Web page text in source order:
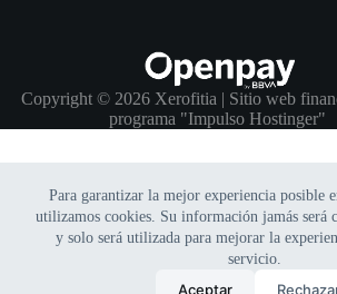
Para garantizar la mejor experiencia posible
utilizamos cookies. Su información jamás será
y solo será utilizada para mejorar la
servicio.
Aceptar
Copyright © 2026 Xerofitia | Sitio web
programa "Impulso Hostinger"